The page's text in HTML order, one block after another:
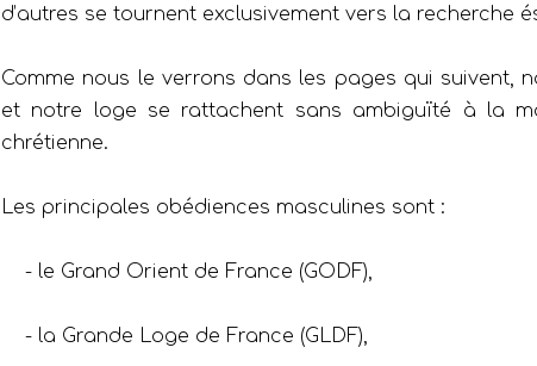
d’autres se tournent exclusivement vers la recherche
Comme nous le verrons dans les pages qui suivent,
et notre loge se rattachent sans ambiguïté à la
chrétienne.
Les principales obédiences masculines sont :
- le Grand Orient de France (GODF),
- la Grande Loge de France (GLDF),